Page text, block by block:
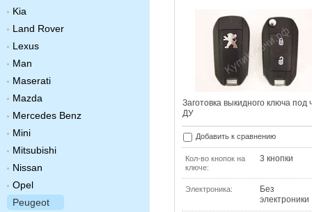
Kia
Land Rover
Lexus
Man
Maserati
Mazda
Mercedes Benz
Mini
Mitsubishi
Nissan
Opel
Peugeot
Заготовка выкидного ключа под
ДУ
Добавить к сравнению
Кол-во кнопок на
ключе:
3 кнопки
Электроника:
Без
электроники